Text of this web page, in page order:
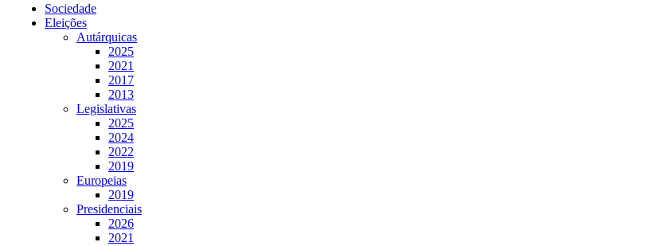
Sociedade
Eleições
Autárquicas
2025
2021
2017
2013
Legislativas
2025
2024
2022
2019
Europeias
2019
Presidenciais
2026
2021